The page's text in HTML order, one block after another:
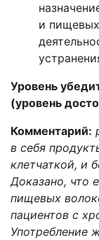
и
Уровень
(уровень
Комментарий:
в себя
клетчаткой, и
Доказано, что
пищевых
пациентов с
Употребление